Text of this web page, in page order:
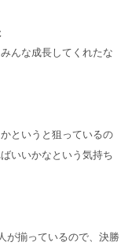
んな成長してくれたな
というと狙っているの
いいかなという気持ち
が揃っているので、決勝